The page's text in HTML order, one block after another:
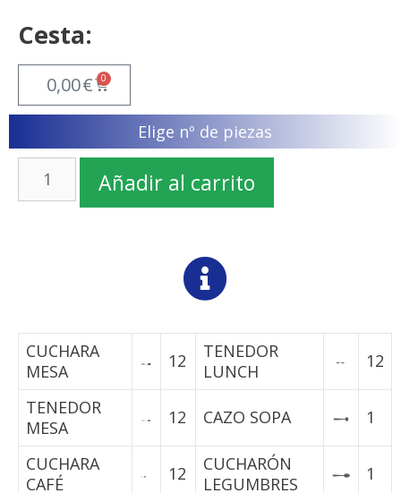
Cesta:
0,00€ 0
Elige nº de piezas
Añadir al carrito
CUCHARA
MESA
12
TENEDOR
LUNCH
12
TENEDOR
MESA
12 CAZO SOPA 1
CUCHARA
CAFÉ
12
CUCHARÓN
LEGUMBRES
1